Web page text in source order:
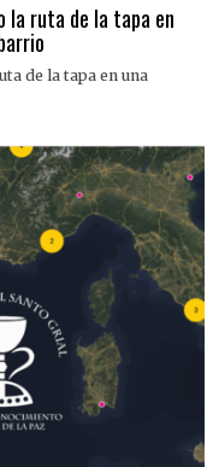
la ruta de la tapa en
de la tapa en una